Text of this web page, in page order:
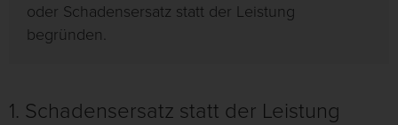
oder Schadensersatz statt der Leistung
begründen.
1. Schadensersatz statt der Leistung